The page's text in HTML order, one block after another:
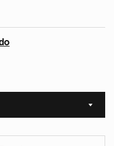
Sort